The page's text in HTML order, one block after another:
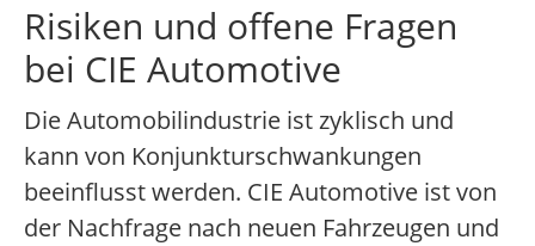
Risiken und offene Fragen
bei CIE Automotive
Die Automobilindustrie ist zyklisch und
kann von Konjunkturschwankungen
beeinflusst werden. CIE Automotive ist von
der Nachfrage nach neuen Fahrzeugen und